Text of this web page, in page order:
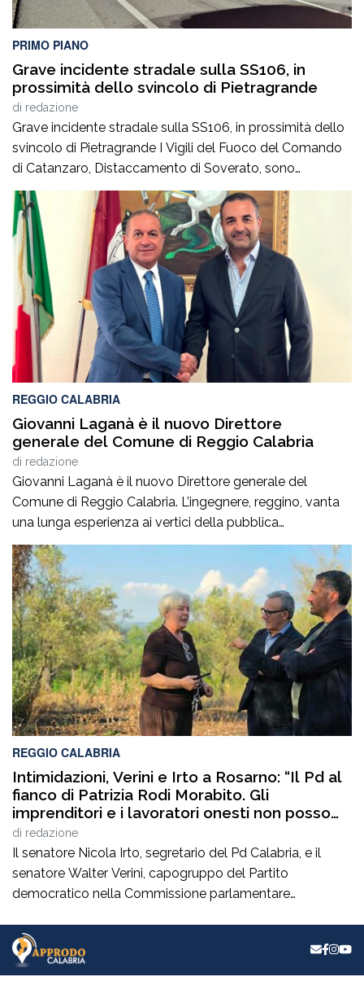
PRIMO PIANO
Grave incidente stradale sulla SS106, in
prossimità dello svincolo di Pietragrande
di redazione
Grave incidente stradale sulla SS106, in prossimità dello
svincolo di Pietragrande I Vigili del Fuoco del Comando
di Catanzaro, Distaccamento di Soverato, sono
intervenuti sulla SS106, in prossimità dello svincolo per la
località Pietragrande, per un grave incidente stradale che
ha coinvolto una Fiat Panda, un’Audi e una
motocicletta.Nel sinistro ha perso la vita il […]
REGGIO CALABRIA
Giovanni Laganà è il nuovo Direttore
generale del Comune di Reggio Calabria
di redazione
Giovanni Laganà è il nuovo Direttore generale del
Comune di Reggio Calabria. L’ingegnere, reggino, vanta
una lunga esperienza ai vertici della pubblica
amministrazione e della gestione delle infrastrutture in
Calabria ed in Sicilia. È stato Vice Direttore regionale
Anas Sicilia, Capo Compartimento Anas Calabria,
Direttore generale della Regione Calabria e Direttore
generale della ItalConsult Spa, […]
REGGIO CALABRIA
Intimidazioni, Verini e Irto a Rosarno: “Il Pd al
fianco di Patrizia Rodi Morabito. Gli
imprenditori e i lavoratori onesti non posso
essere lasciati da soli”
di redazione
Il senatore Nicola Irto, segretario del Pd Calabria, e il
senatore Walter Verini, capogruppo del Partito
democratico nella Commissione parlamentare
imprenditrice agricola di Rosarno (Rc) la cui azienda è
stata più volte colpita da incendi, furti e danneggiamenti.
L’ultimo grave episodio si è verificato nei giorni scorsi […]